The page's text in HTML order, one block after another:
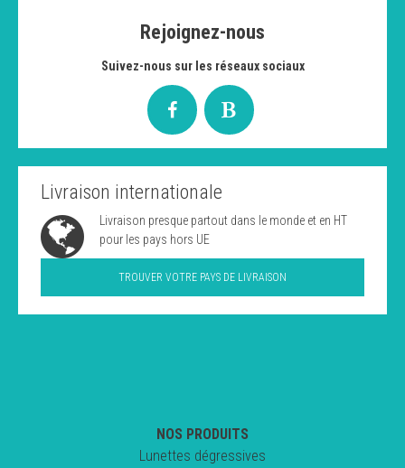
Rejoignez-nous
Suivez-nous sur les réseaux sociaux
Livraison internationale
Livraison presque partout dans le monde et en HT
pour les pays hors UE
TROUVER VOTRE PAYS DE LIVRAISON
NOS PRODUITS
Lunettes dégressives